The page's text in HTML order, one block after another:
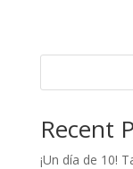
Recent
¡Un día de 10!